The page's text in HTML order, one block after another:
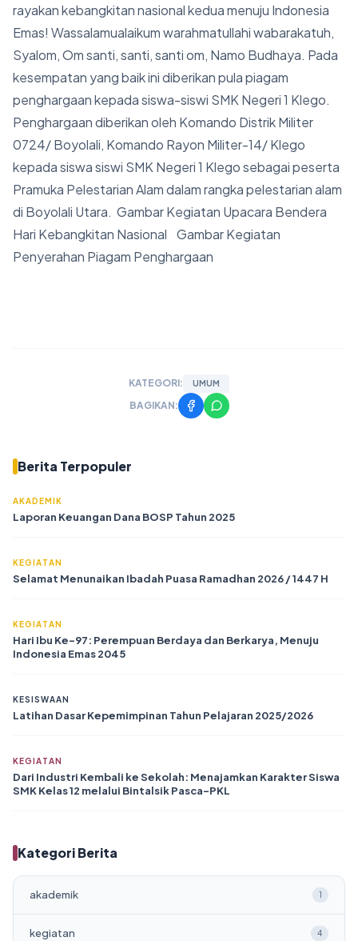
KATEGORI: UMUM
BAGIKAN:
Berita Terpopuler
AKADEMIK
Laporan Keuangan Dana BOSP Tahun 2025
KEGIATAN
Selamat Menunaikan Ibadah Puasa Ramadhan 2026 / 1447 H
KEGIATAN
Hari Ibu Ke-97: Perempuan Berdaya dan Berkarya, Menuju
Indonesia Emas 2045
KESISWAAN
Latihan Dasar Kepemimpinan Tahun Pelajaran 2025/2026
KEGIATAN
Dari Industri Kembali ke Sekolah: Menajamkan Karakter Siswa
SMK Kelas 12 melalui Bintalsik Pasca-PKL
Kategori Berita
akademik 1
kegiatan 4